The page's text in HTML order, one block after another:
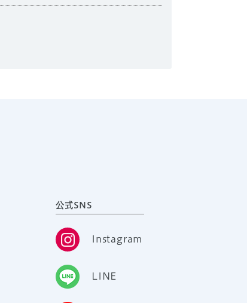
公式SNS
Instagram
LINE